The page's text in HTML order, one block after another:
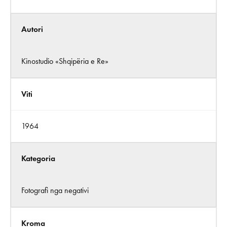
Autori
Kinostudio «Shqipëria e Re»
Viti
1964
Kategoria
Fotografi nga negativi
Kroma